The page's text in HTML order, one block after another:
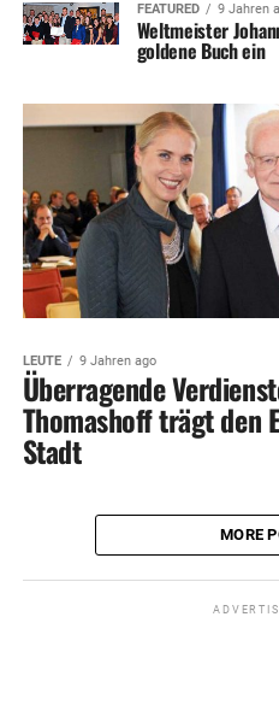
FEATURED 9 Jahren
Weltmeister
goldene Buch ein
LEUTE 9 Jahren ago
Überragende
Thomashoff trägt den
Stadt
MORE